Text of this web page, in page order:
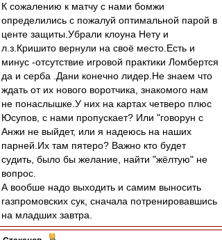
К сожалению к матчу с нами бомжи
определились с пожалуй оптимальной парой в
центе защиты.Убрали клоуна Нету и
л.з.Кришито вернули на своё место.Есть и
минус -отсутствие игровой практики Ломбертся
да и серба .Дани конечно лидер.Не знаем что
ждать от их нового воротчика, знакомого нам
не понаслышке.У них на картах четверо плюс
Юсупов, с нами пропускает? Или "говорун с
Анжи не выйдет, или я надеюсь на наших
парней.Их там пятеро? Важно кто будет
судить, было бы желание, найти "жёлтую" не
вопрос.
А вообше надо выходить и самим выносить
газпромовских сук, сначала потренировавшись
на младших завтра.